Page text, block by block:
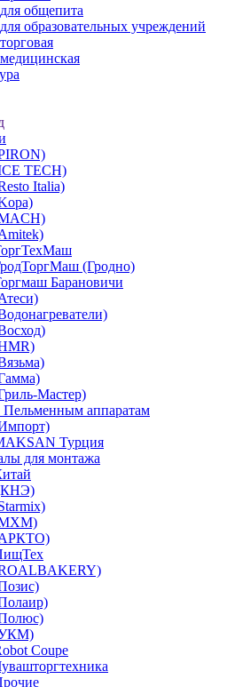
общепита
образовательных учреждений
TECH)
Italia)
(Гродно)
Барановичи
Мастер)
аппаратам
Турция
для монтажа
Coupe